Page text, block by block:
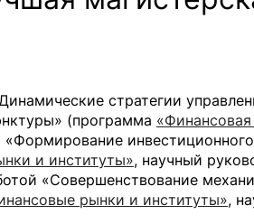
стратегии
(программа
«Формирование
и институты», научный
«Совершенствование
рынки и институты»,